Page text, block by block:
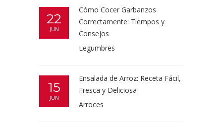
22
JUN
Cómo Cocer Garbanzos
Correctamente: Tiempos y
Consejos
Legumbres
15
JUN
Ensalada de Arroz: Receta Fácil,
Fresca y Deliciosa
Arroces